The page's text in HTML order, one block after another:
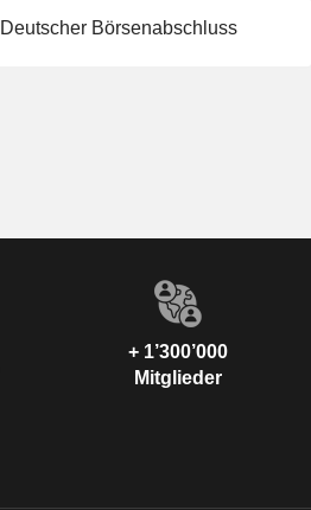
Deutscher Börsenabschluss
+ 1’300’000
Mitglieder